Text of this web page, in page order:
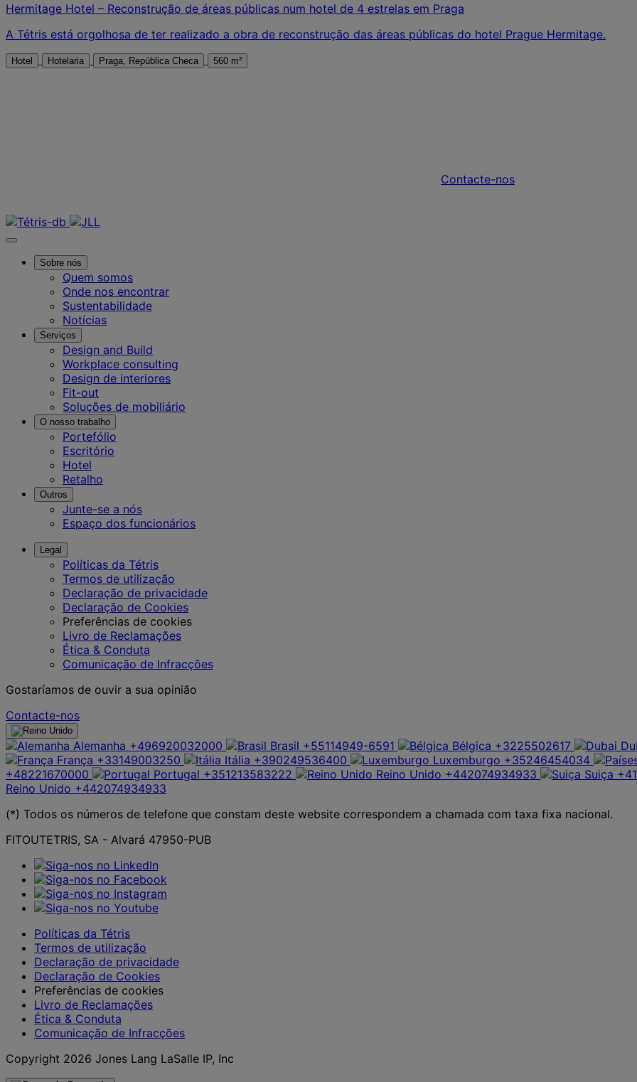
Hermitage Hotel – Reconstrução de áreas públicas num hotel de 4 estrelas em Praga
A Tétris está orgolhosa de ter realizado a obra de reconstrução das áreas públicas do hotel Prague Hermitage.
Hotel Hotelaria Praga, República Checa 560 m²
Contacte-nos
Sobre nós
Quem somos
Onde nos encontrar
Sustentabilidade
Notícias
Serviços
Design and Build
Workplace consulting
Design de interiores
Fit-out
Soluções de mobiliário
O nosso trabalho
Portefólio
Escritório
Hotel
Retalho
Outros
Junte-se a nós
Espaço dos funcionários
Legal
Políticas da Tétris
Termos de utilização
Declaração de privacidade
Declaração de Cookies
Preferências de cookies
Livro de Reclamações
Ética & Conduta
Comunicação de Infracções
Gostaríamos de ouvir a sua opinião
Contacte-nos
Alemanha +496920032000 Brasil +55114949-6591 Bélgica +3225502617
França +33149003250 Itália +390249536400 Luxemburgo +35246454034
+48221670000
Portugal +351213583222 Reino Unido +442074934933 Suiça
Reino Unido +442074934933
(*) Todos os números de telefone que constam deste website correspondem a chamada com taxa fixa nacional.
FITOUTETRIS, SA - Alvará 47950-PUB
Políticas da Tétris
Termos de utilização
Declaração de privacidade
Declaração de Cookies
Preferências de cookies
Livro de Reclamações
Ética & Conduta
Comunicação de Infracções
Copyright 2026 Jones Lang LaSalle IP, Inc